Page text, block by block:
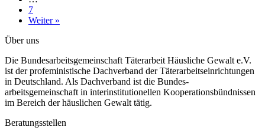
7
Weiter »
Über uns
Die Bundesarbeitsgemeinschaft Täterarbeit Häusliche Gewalt e.V.
ist der profeministische Dachverband der Täterarbeitseinrichtungen
in Deutschland. Als Dachverband ist die Bundes-
arbeitsgemeinschaft in interinstitutionellen Kooperationsbündnissen
im Bereich der häuslichen Gewalt tätig.
Beratungsstellen